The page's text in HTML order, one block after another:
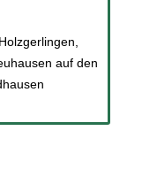
Holzgerlingen
auf den